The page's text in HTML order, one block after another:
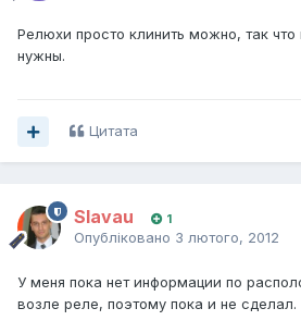
Релюхи просто клинить можно, так
нужны.
Цитата
Slavau 1
Опубліковано 3 лютого, 2012
У меня пока нет информации по
возле реле, поэтому пока и не сделал.